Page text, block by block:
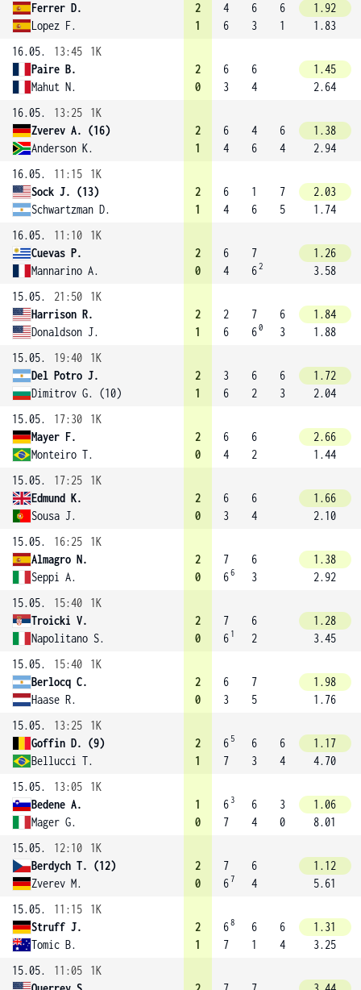
Ferrer D.
Lopez F.
2
1
4
6
6
3
6
1
1.92
1.83
16.05.
13:45
1K
Paire B.
Mahut N.
2
0
6
3
6
4
1.45
2.64
16.05.
13:25
1K
Zverev A. (16)
Anderson K.
2
1
6
4
4
6
6
4
1.38
2.94
16.05.
11:15
1K
Sock J. (13)
Schwartzman D.
2
1
6
4
1
6
7
5
2.03
1.74
16.05.
11:10
1K
Cuevas P.
Mannarino A.
2
0
6
4
7
62
1.26
3.58
15.05.
21:50
1K
Harrison R.
Donaldson J.
2
1
2
6
7
60
6
3
1.84
1.88
15.05.
19:40
1K
Del Potro J.
Dimitrov G. (10)
2
1
3
6
6
2
6
3
1.72
2.04
15.05.
17:30
1K
Mayer F.
Monteiro T.
2
0
6
4
6
2
2.66
1.44
15.05.
17:25
1K
Edmund K.
Sousa J.
2
0
6
3
6
4
1.66
2.10
15.05.
16:25
1K
Almagro N.
Seppi A.
2
0
7
66
6
3
1.38
2.92
15.05.
15:40
1K
Troicki V.
Napolitano S.
2
0
7
6 1
6
2
1.28
3.45
15.05.
15:40
1K
Berlocq C.
Haase R.
2
0
6
3
7
5
1.98
1.76
15.05.
13:25
1K
Goffin D. (9)
Bellucci T.
2
1
6 5
7
6
3
6
4
1.17
4.70
15.05.
13:05
1K
Bedene A.
Mager G.
1
0
6 3
7
6
4
3
0
1.06
8.01
15.05.
12:10
1K
Berdych T. (12)
Zverev M.
2
0
7
67
6
4
1.12
5.61
15.05.
11:15
1K
Struff J.
Tomic B.
2
1
68
7
6
1
6
4
1.31
3.25
15.05.
11:05
1K